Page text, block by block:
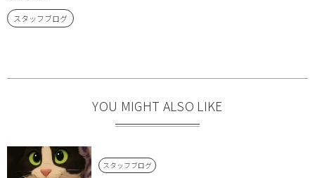
スタッフブログ
YOU MIGHT ALSO LIKE
スタッフブログ